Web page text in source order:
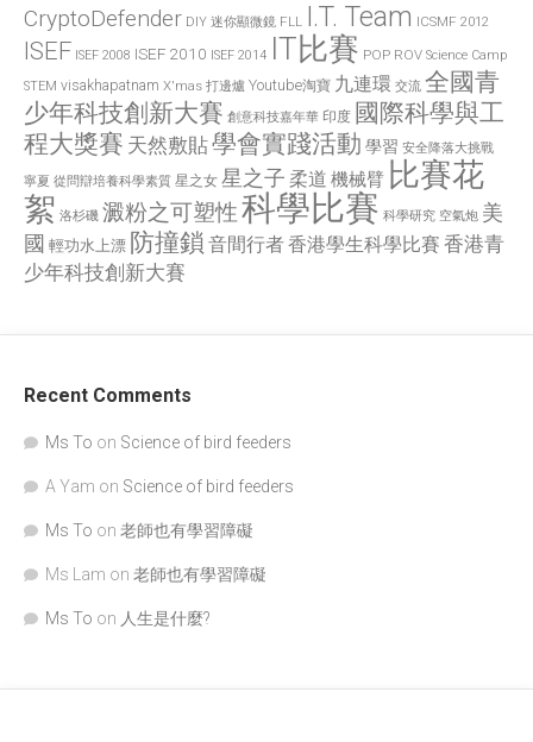
CryptoDefender DIY 迷你顯微鏡 FLL I.T. Team ICSMF 2012
ISEF ISEF 2008 ISEF 2010 ISEF 2014 IT比賽 POP ROV Science Camp
STEM visakhapatnam X'mas 打邊爐 Youtube淘寶 九連環 交流 全國青
少年科技創新大賽 創意科技嘉年華 印度 國際科學與工
程大獎賽 天然敷貼學會實踐活動 學習 安全降落大挑戰
寧夏 從問辯培養科學素質 星之女 星之子 柔道 機械臂 比賽花
絮 洛杉磯 澱粉之可塑性科學比賽 科學研究 空氣炮 美
國 輕功水上漂 防撞鎖 音間行者香港學生科學比賽 香港青
少年科技創新大賽
Recent Comments
Ms To on Science of bird feeders
A Yam on Science of bird feeders
Ms To on 老師也有學習障礙
Ms Lam on 老師也有學習障礙
Ms To on 人生是什麼?